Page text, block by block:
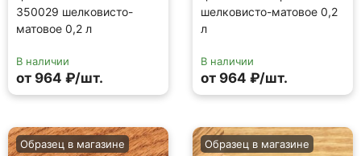
350029 шелковисто-
матовое 0,2 л
В наличии
от 964 ₽/шт.
шелковисто-матовое 0,2
л
В наличии
от 964 ₽/шт.
Образец в магазине Образец в магазине